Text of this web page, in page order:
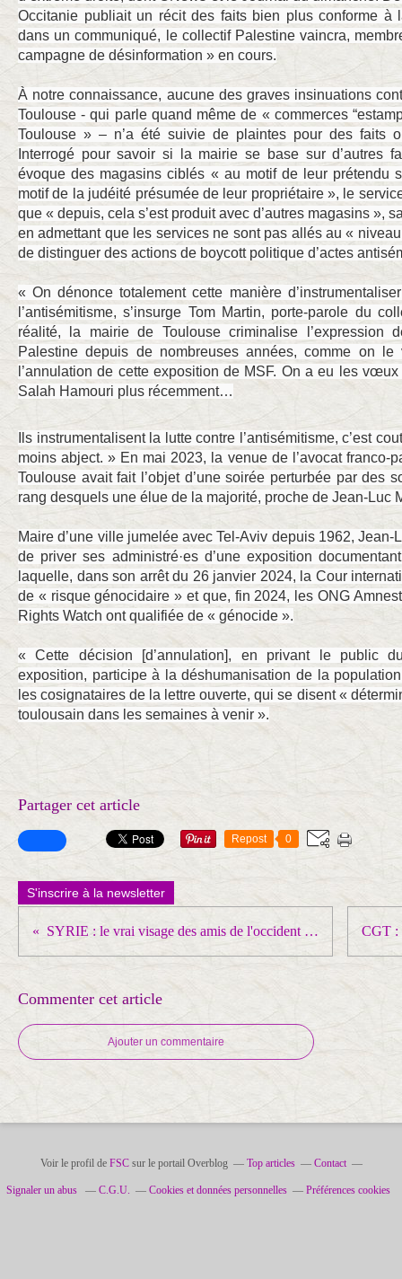
Occitanie publiait un récit des faits bien plus conforme à
dans un communiqué, le collectif Palestine vaincra,
campagne de désinformation » en cours.
À notre connaissance, aucune des graves insinuations
Toulouse - qui parle quand même de « commerces
Toulouse » – n’a été suivie de plaintes pour des faits
Interrogé pour savoir si la mairie se base sur d’autres
évoque des magasins ciblés « au motif de leur prétendu
motif de la judéité présumée de leur propriétaire », le
que « depuis, cela s’est produit avec d’autres magasins »,
en admettant que les services ne sont pas allés au «
de distinguer des actions de boycott politique d’actes
« On dénonce totalement cette manière
l’antisémitisme, s’insurge Tom Martin, porte-parole du
réalité, la mairie de Toulouse criminalise l’expression
Palestine depuis de nombreuses années, comme on
l’annulation de cette exposition de MSF. On a eu les
Salah Hamouri plus récemment…
Ils instrumentalisent la lutte contre l’antisémitisme, c’est
moins abject. » En mai 2023, la venue de l’avocat franco-
Toulouse avait fait l’objet d’une soirée perturbée par des
rang desquels une élue de la majorité, proche de Jean-Luc
Maire d’une ville jumelée avec Tel-Aviv depuis 1962,
de priver ses administré·es d’une exposition
laquelle, dans son arrêt du 26 janvier 2024, la Cour
de « risque génocidaire » et que, fin 2024, les ONG
Rights Watch ont qualifiée de « génocide ».
« Cette décision [d’annulation], en privant le public
exposition, participe à la déshumanisation de la
les cosignataires de la lettre ouverte, qui se disent «
toulousain dans les semaines à venir ».
Partager cet article
Repost 0
S'inscrire à la newsletter
SYRIE : le vrai visage des amis de l'occident atlantiste
Commenter cet article
Ajouter un commentaire
Voir le profil de FSCsur le portail Overblog Top articles Contact
Signaler un abus C.G.U. Cookies et données personnelles Préférences cookies